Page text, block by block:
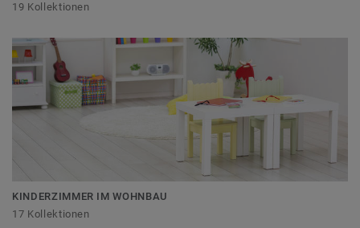
19 Kollektionen
KINDERZIMMER IM WOHNBAU
17 Kollektionen